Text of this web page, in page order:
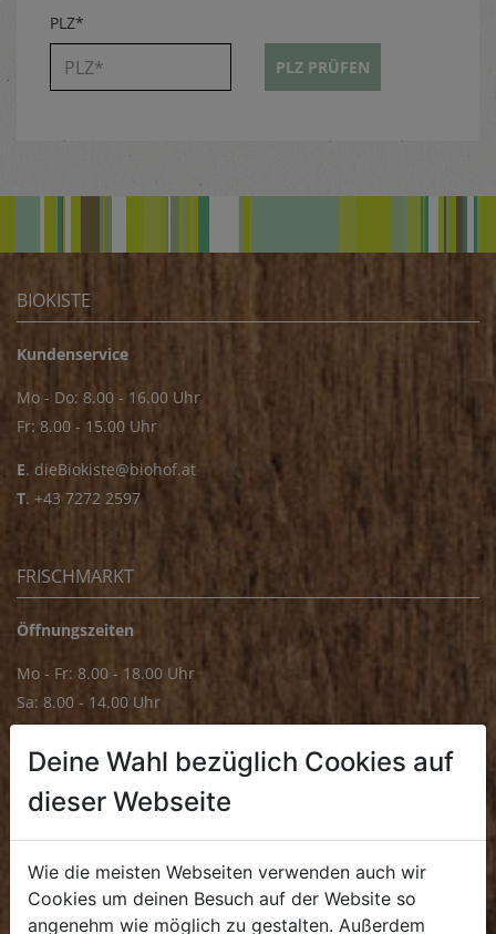
PLZ*
PLZ PRÜFEN
BIOKISTE
Kundenservice
Mo - Do: 8.00 - 16.00 Uhr
Fr: 8.00 - 15.00 Uhr
E. dieBiokiste@biohof.at
T. +43 7272 2597
FRISCHMARKT
Öffnungszeiten
Mo - Fr: 8.00 - 18.00 Uhr
Sa: 8.00 - 14.00 Uhr
Mo - Fr: 8.00 - 16.00 Uhr
. +43 7272 4859 70
Deine Wahl bezüglich Cookies auf
dieser Webseite
Wie die meisten Webseiten verwenden auch wir
Cookies um deinen Besuch auf der Website so
angenehm wie möglich zu gestalten. Außerdem